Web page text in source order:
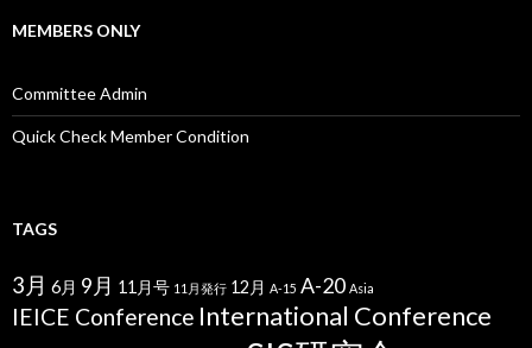
MEMBERS ONLY
Committee Admin
Quick Check Member Condition
TAGS
3月 6月 9月 11月号 11月発行 12月 A-15 A-20 Asia
IEICE Conference International Conference